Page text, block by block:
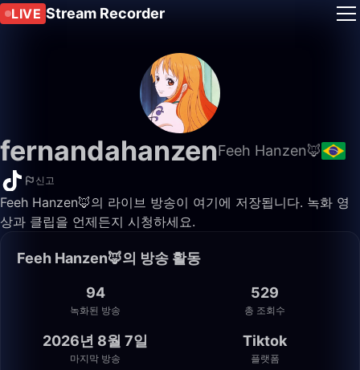
LIVE Stream Recorder
fernandahanzenFeeh Hanzen🦊
신고
Feeh Hanzen🦊의 라이브 방송이 여기에 저장됩니다. 녹화 영
상과 클립을 언제든지 시청하세요.
Feeh Hanzen🦊의 방송 활동
94
녹화된 방송
529
총 조회수
2026년 8월 7일
마지막 방송
Tiktok
플랫폼